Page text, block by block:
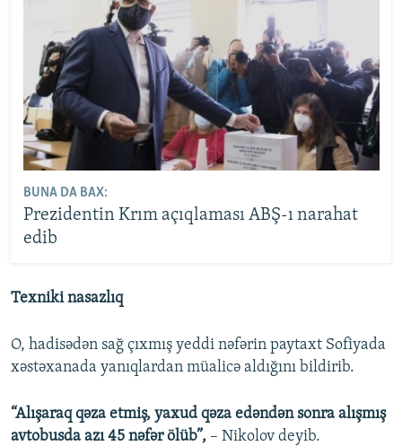
BUNA DA BAX:
Prezidentin Krım açıqlaması ABŞ-ı narahat
edib
Texniki nasazlıq
O, hadisədən sağ çıxmış yeddi nəfərin paytaxt Sofiyada
xəstəxanada yanıqlardan müalicə aldığını bildirib.
“Alışaraq qəza etmiş, yaxud qəza edəndən sonra alışmış
avtobusda azı 45 nəfər ölüb”, – Nikolov deyib.